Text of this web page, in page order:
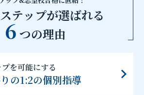
テップが選ばれる
6 つの理由
を可能にする
の1:2の個別指導